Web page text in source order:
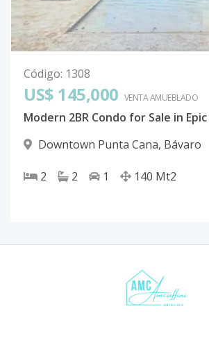
Código: 1308
US$ 145,000 VENTA AMUEBLADO
Downtown Punta Cana, Bávaro
2 2 1 140 Mt2